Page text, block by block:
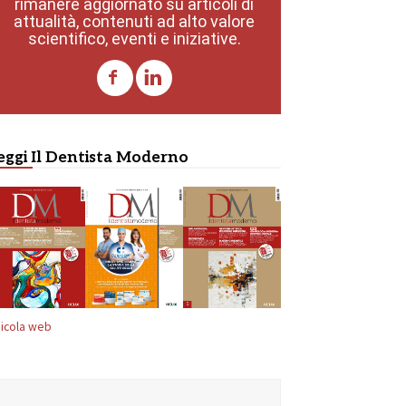
rimanere aggiornato su articoli di
attualità, contenuti ad alto valore
scientifico, eventi e iniziative.
Il Dentista Moderno
web